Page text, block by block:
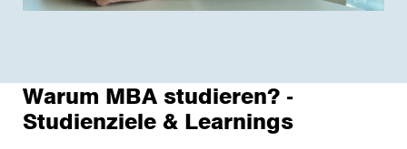
Warum MBA studieren? -
Studienziele & Learnings